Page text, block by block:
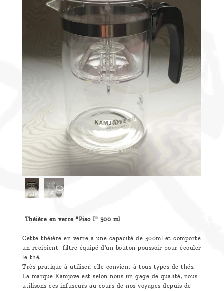
Contactez-
Théière en verre "Piao I" 500 ml
Cette théière en verre a une capacité de 500ml et comporte
un recipient -filtre équipé d'un bouton poussoir pour écouler
le thé.
Très pratique à utiliser, elle convient à tous types de thés.
La marque Kamjove est selon nous un gage de qualité, nous
utilisons ces infuseurs au cours de nos voyages depuis de